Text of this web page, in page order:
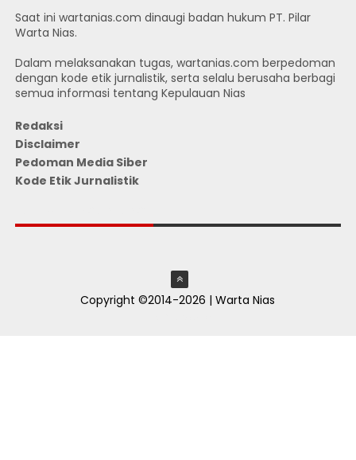
Saat ini wartanias.com dinaugi badan hukum PT. Pilar
Warta Nias.
Dalam melaksanakan tugas, wartanias.com berpedoman
dengan kode etik jurnalistik, serta selalu berusaha berbagi
semua informasi tentang Kepulauan Nias
Redaksi
Disclaimer
Pedoman Media Siber
Kode Etik Jurnalistik
Copyright ©2014-2026 | Warta Nias